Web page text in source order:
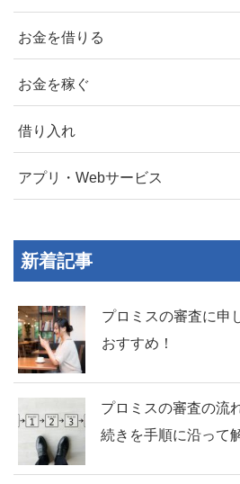
お金を借りる
お金を稼ぐ
借り入れ
アプリ・Webサービス
新着記事
プロミスの審査に申
おすすめ！
プロミスの審査の流
続きを手順に沿って